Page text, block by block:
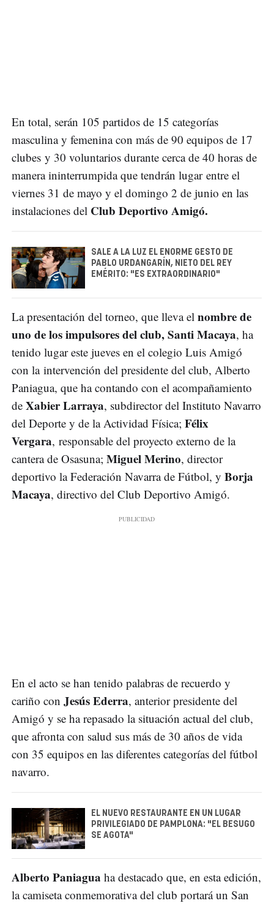
En total, serán 105 partidos de 15 categorías
masculina y femenina con más de 90 equipos de 17
clubes y 30 voluntarios durante cerca de 40 horas de
manera ininterrumpida que tendrán lugar entre el
viernes 31 de mayo y el domingo 2 de junio en las
instalaciones del Club Deportivo Amigó.
SALE A LA LUZ EL ENORME GESTO DE
PABLO URDANGARÍN, NIETO DEL REY
EMÉRITO: "ES EXTRAORDINARIO"
La presentación del torneo, que lleva el nombre de
uno de los impulsores del club, Santi Macaya, ha
tenido lugar este jueves en el colegio Luis Amigó
con la intervención del presidente del club, Alberto
Paniagua, que ha contando con el acompañamiento
de Xabier Larraya, subdirector del Instituto Navarro
del Deporte y de la Actividad Física; Félix
Vergara, responsable del proyecto externo de la
cantera de Osasuna; Miguel Merino, director
deportivo la Federación Navarra de Fútbol, y Borja
Macaya, directivo del Club Deportivo Amigó.
En el acto se han tenido palabras de recuerdo y
cariño con Jesús Ederra, anterior presidente del
Amigó y se ha repasado la situación actual del club,
que afronta con salud sus más de 30 años de vida
con 35 equipos en las diferentes categorías del fútbol
navarro.
EL NUEVO RESTAURANTE EN UN LUGAR
PRIVILEGIADO DE PAMPLONA: "EL BESUGO
SE AGOTA"
Alberto Paniagua ha destacado que, en esta edición,
la camiseta conmemorativa del club portará un San